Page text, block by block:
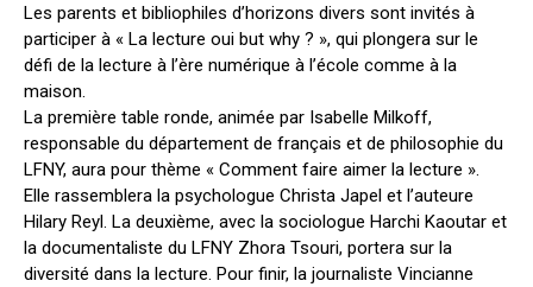
Les parents et bibliophiles d’horizons divers sont invités à
participer à « La lecture oui but why ? », qui plongera sur le
défi de la lecture à l’ère numérique à l’école comme à la
maison.
La première table ronde, animée par Isabelle Milkoff,
responsable du département de français et de philosophie du
LFNY, aura pour thème « Comment faire aimer la lecture ».
Elle rassemblera la psychologue Christa Japel et l’auteure
Hilary Reyl. La deuxième, avec la sociologue Harchi Kaoutar et
la documentaliste du LFNY Zhora Tsouri, portera sur la
diversité dans la lecture. Pour finir, la journaliste Vincianne